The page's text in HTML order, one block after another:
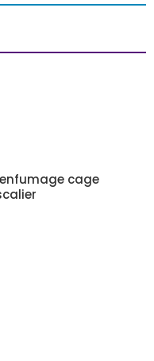
cage